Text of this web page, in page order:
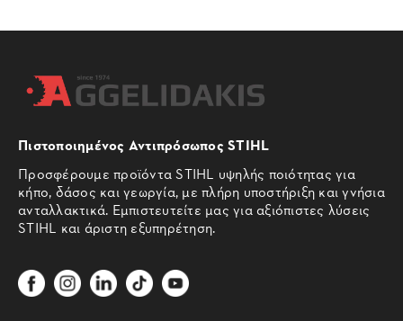
Πιστοποιημένος Αντιπρόσωπος STIHL
Προσφέρουμε προϊόντα STIHL υψηλής ποιότητας για
κήπο, δάσος και γεωργία, με πλήρη υποστήριξη και γνήσια
ανταλλακτικά. Εμπιστευτείτε μας για αξιόπιστες λύσεις
STIHL και άριστη εξυπηρέτηση.